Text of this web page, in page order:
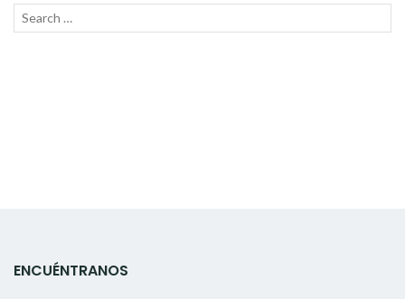
Search
ENCUÉNTRANOS